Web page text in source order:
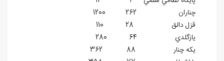
چناران 262 1200
قزل دالق 28 110
يازگلدي 64 280
يكه چنار 88 362